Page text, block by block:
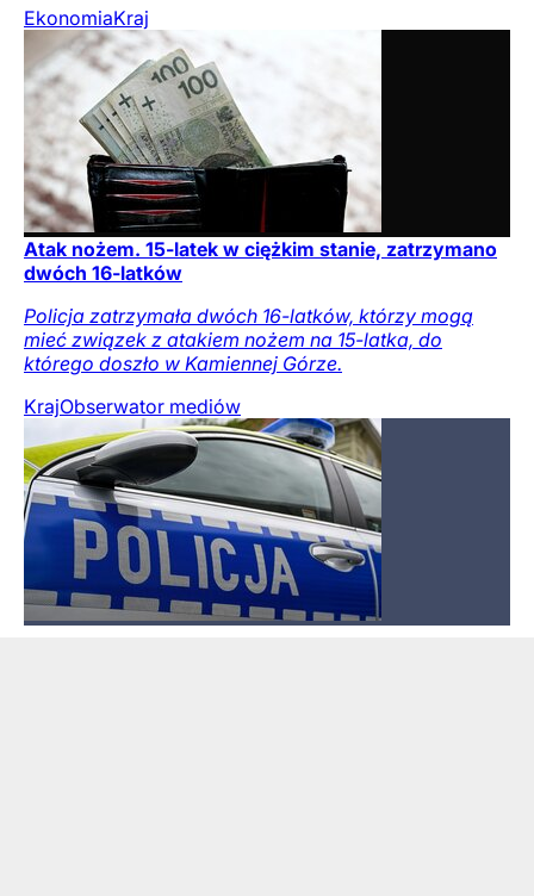
EkonomiaKraj
Atak nożem. 15-latek w ciężkim stanie, zatrzymano
dwóch 16-latków
Policja zatrzymała dwóch 16-latków, którzy mogą
mieć związek z atakiem nożem na 15-latka, do
którego doszło w Kamiennej Górze.
KrajObserwator mediów